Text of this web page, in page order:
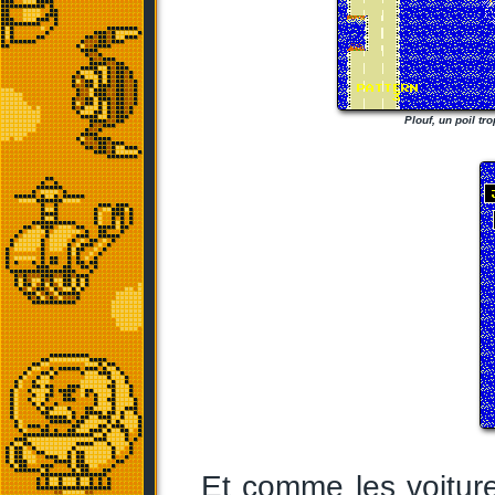
Plouf, un poil
Et comme les